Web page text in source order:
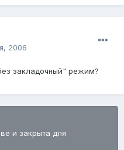
2006
закладочный" режим?
и закрыта для